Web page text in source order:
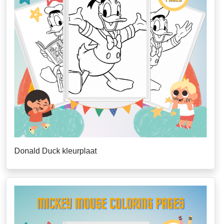
Donald Duck kleurplaat